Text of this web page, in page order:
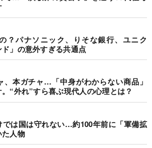
？パナソニック、りそな銀行、ユニク
」の意外すぎる共通点
、本ガチャ…「中身がわからない商品」
“外れ”すら喜ぶ現代人の心理とは？
では国は守れない…約100年前に「軍備拡
人物